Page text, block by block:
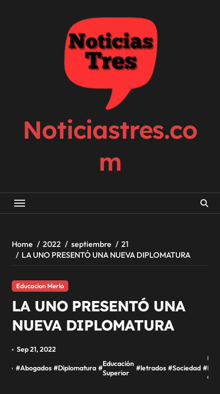
Noticiastres.co
m
Home 2022 septiembre
21
LA UNO PRESENTÓ UNA NUEVA DIPLOMATURA
Educacion Merlo
LA UNO PRESENTÓ UNA
NUEVA DIPLOMATURA
Sep 21, 2022
#Abogados #Diplomatura #
Educación
Superior
#letrados #Sociedad #